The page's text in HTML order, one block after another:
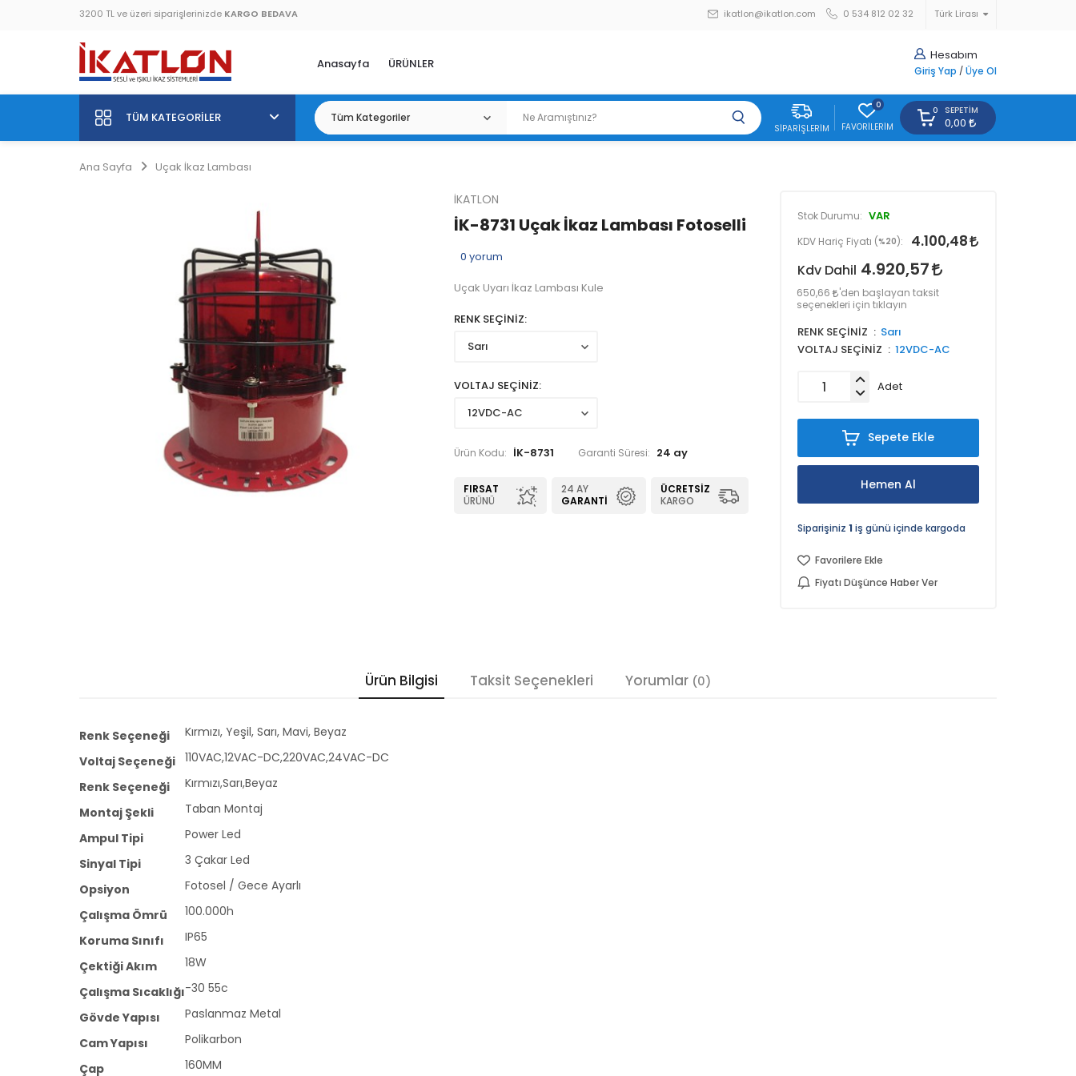
3200 TL ve üzeri siparişlerinizde KARGO BEDAVA Türk Lirası
ikatlon@ikatlon.com 0 534 812 02 32
Hesabım
Giriş Yap / Üye Ol
Anasayfa ÜRÜNLER
TÜM KATEGORILER
SIPARIŞLERIM
0
FAVORILERIM
0 SEPETIM
0,00
Ana Sayfa Uçak İkaz Lambası
İKATLON
İK-8731 Uçak İkaz Lambası Fotoselli
0 yorum
Uçak Uyarı İkaz Lambası Kule
RENK SEÇİNİZ
VOLTAJ SEÇİNİZ
Ürün Kodu: İK-8731 Garanti Süresi: 24 ay
FIRSAT
ÜRÜNÜ
24 AY
GARANTI
ÜCRETSIZ
KARGO
Stok Durumu: VAR
KDV Hariç Fiyatı (%20 ): 4.100,48
Kdv Dahil 4.920,57
650,66
'den başlayan taksit
seçenekleri için tıklayın
RENK SEÇİNİZ
Sarı
VOLTAJ SEÇİNİZ
12VDC-AC
Adet
Sepete Ekle
Hemen Al
Siparişiniz1 iş günü içinde kargoda
Favorilere Ekle
Fiyatı Düşünce Haber Ver
Ürün Bilgisi Taksit Seçenekleri Yorumlar (0)
Renk Seçeneği Kırmızı, Yeşil, Sarı, Mavi, Beyaz
Voltaj Seçeneği 110VAC,12VAC-DC,220VAC,24VAC-DC
Renk Seçeneği Kırmızı,Sarı,Beyaz
Montaj Şekli Taban Montaj
Ampul Tipi Power Led
Sinyal Tipi 3 Çakar Led
Opsiyon Fotosel / Gece Ayarlı
Çalışma Ömrü 100.000h
Koruma Sınıfı IP65
Çektiği Akım 18W
Çalışma Sıcaklığı-30 55c
Gövde Yapısı Paslanmaz Metal
Cam Yapısı Polikarbon
Çap 160MM